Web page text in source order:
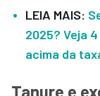
LEIA MAIS:
2025? Veja
acima da
Tanure e